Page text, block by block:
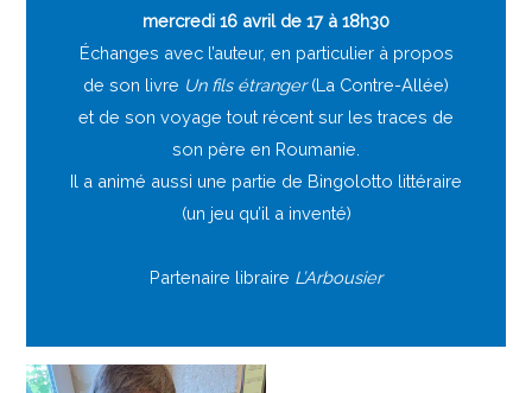
mercredi 16 avril de 17 à 18h30
Échanges avec l’auteur, en particulier à propos
de son livre Un fils étranger(La Contre-Allée)
et de son voyage tout récent sur les traces de
son père en Roumanie.
Il a animé aussi une partie de Bingolotto littéraire
(un jeu qu’il a inventé)
Partenaire libraire L’Arbousier